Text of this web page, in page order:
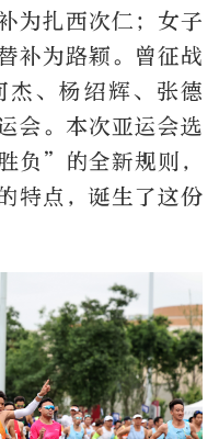
为扎西次仁；女子
补为路颖。曾征战
杰、杨绍辉、张德
会。本次亚运会选
负”的全新规则，
特点，诞生了这份